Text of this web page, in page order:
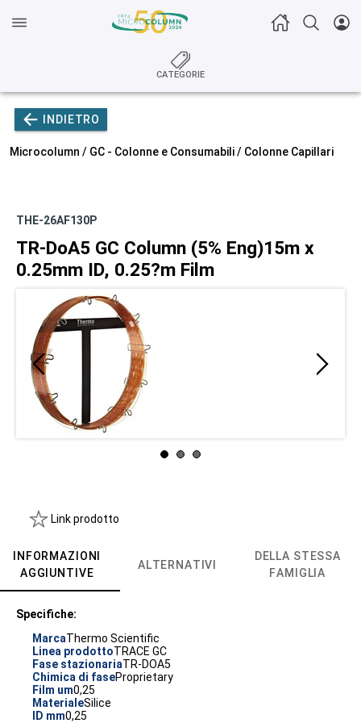
CATEGORIE
INDIETRO
Microcolumn / GC - Colonne e Consumabili/ Colonne Capillari
THE-26AF130P
TR-DoA5 GC Column (5% Eng)15m x
0.25mm ID, 0.25?m Film
Link prodotto
INFORMAZIONI
AGGIUNTIVE
ALTERNATIVI
DELLA STESSA
FAMIGLIA
Specifiche:
MarcaThermo Scientific
Linea prodottoTRACE GC
Fase stazionariaTR-DOA5
Chimica di faseProprietary
Film um0,25
MaterialeSilice
ID mm0,25